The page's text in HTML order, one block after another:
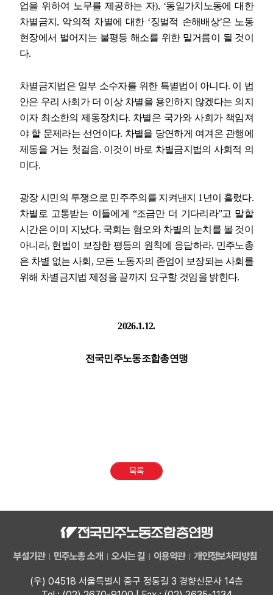
업을 위하여 노무를 제공하는 자), ‘동일가치노동에 대한
차별금지 , 악의적 차별에 대한 ‘징벌적 손해배상’은 노동
현장에서 벌어지는 불평등 해소를 위한 밑거름이 될 것이
다.
차별금지법은 일부 소수자를 위한 특별법이 아니다. 이 법
안은 우리 사회가 더 이상 차별을 용인하지 않겠다는 의지
이자 최소한의 제동장치다. 차별은 국가와 사회가 책임져
야 할 문제라는 선언이다. 차별을 당연하게 여겨온 관행에
제동을 거는 첫걸음. 이것이 바로 차별금지법의 사회적 의
미다.
광장 시민의 투쟁으로 민주주의를 지켜낸지 1 년이 흘렀다.
차별로 고통받는 이들에게 “조금만 더 기다리라”고 말할
시간은 이미 지났다. 국회는 혐오와 차별의 눈치를 볼 것이
아니라, 헌법이 보장한 평등의 원칙에 응답하라. 민주노총
은 차별 없는 사회 , 모든 노동자의 존엄이 보장되는 사회를
위해 차별금지법 제정을 끝까지 요구할 것임을 밝힌다.
2026.1.12.
전국민주노동조합총연맹
목록
부설기관 민주노총 소개 오시는 길 이용약관 개인정보처리방침
(우) 04518 서울특별시 중구 정동길 3 경향신문사 14층